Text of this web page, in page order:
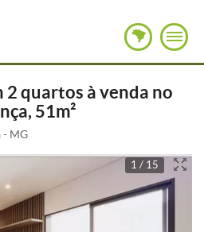
quartos à venda no
51m²
- MG
1 / 15